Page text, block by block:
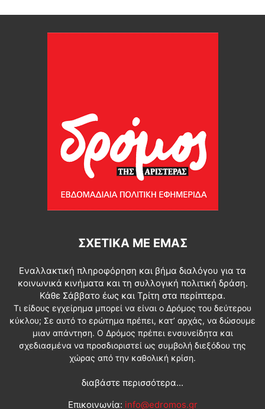
ΣΧΕΤΙΚΆ ΜΕ ΕΜΆΣ
Εναλλακτική πληροφόρηση και βήμα διαλόγου για τα
κοινωνικά κινήματα και τη συλλογική πολιτική δράση.
Κάθε Σάββατο έως και Τρίτη στα περίπτερα.
Τι είδους εγχείρημα μπορεί να είναι ο Δρόμος του δεύτερου
κύκλου; Σε αυτό το ερώτημα πρέπει, κατ’ αρχάς, να δώσουμε
μιαν απάντηση. Ο Δρόμος πρέπει ενσυνείδητα και
σχεδιασμένα να προσδιοριστεί ως συμβολή διεξόδου της
χώρας από την καθολική κρίση.
διαβάστε περισσότερα...
Επικοινωνία: info@edromos.gr